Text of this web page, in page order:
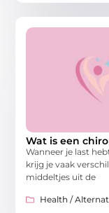
Wat is een
Wanneer je last
krijg je vaak
middeltjes uit de
Health /